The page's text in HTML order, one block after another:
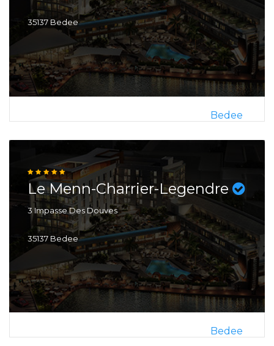
35137 Bedee
Bedee
Le Menn-Charrier-Legendre
3 Impasse Des Douves
35137 Bedee
Bedee